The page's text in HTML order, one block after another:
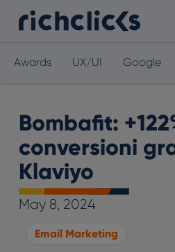
Awards UX/UI Google
Bombafit:
conversioni
Klaviyo
May 8, 2024
Email Marketing